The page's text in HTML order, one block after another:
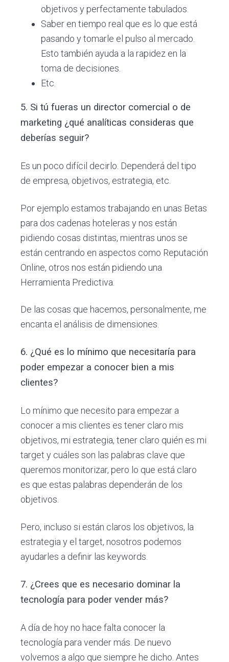
objetivos y perfectamente tabulados.
Saber en tiempo real que es lo que está
pasando y tomarle el pulso al mercado.
Esto también ayuda a la rapidez en la
toma de decisiones.
Etc.
5. Si tú fueras un director comercial o de
marketing ¿qué analíticas consideras que
deberías seguir?
Es un poco difícil decirlo. Dependerá del tipo
de empresa, objetivos, estrategia, etc.
Por ejemplo estamos trabajando en unas Betas
para dos cadenas hoteleras y nos están
pidiendo cosas distintas, mientras unos se
están centrando en aspectos como Reputación
Online, otros nos están pidiendo una
Herramienta Predictiva.
De las cosas que hacemos, personalmente, me
encanta el análisis de dimensiones.
6. ¿Qué es lo mínimo que necesitaría para
poder empezar a conocer bien a mis
clientes?
Lo mínimo que necesito para empezar a
conocer a mis clientes es tener claro mis
objetivos, mi estrategia, tener claro quién es mi
target y cuáles son las palabras clave que
queremos monitorizar, pero lo que está claro
es que estas palabras dependerán de los
objetivos.
Pero, incluso si están claros los objetivos, la
estrategia y el target, nosotros podemos
ayudarles a definir las keywords.
7. ¿Crees que es necesario dominar la
tecnología para poder vender más?
A día de hoy no hace falta conocer la
tecnología para vender más. De nuevo
volvemos a algo que siempre he dicho. Antes